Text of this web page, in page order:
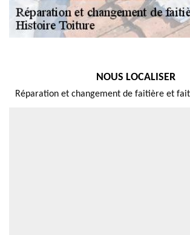
NOUS LOCALISER
Réparation et changement de faitière et